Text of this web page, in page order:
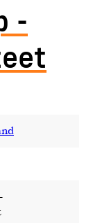
-